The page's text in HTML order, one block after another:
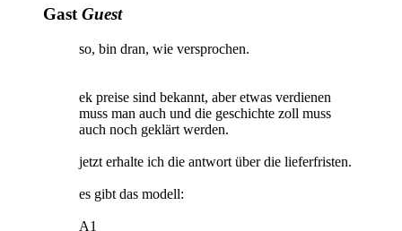
Gast Guest
so, bin dran, wie versprochen.
ek preise sind bekannt, aber etwas verdienen
muss man auch und die geschichte zoll muss
auch noch geklärt werden.
jetzt erhalte ich die antwort über die lieferfristen.
es gibt das modell:
A1